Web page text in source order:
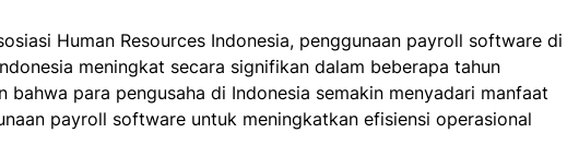
Human Resources Indonesia, penggunaan payroll software di
meningkat secara signifikan dalam beberapa tahun
bahwa para pengusaha di Indonesia semakin menyadari manfaat
payroll software untuk meningkatkan efisiensi operasional